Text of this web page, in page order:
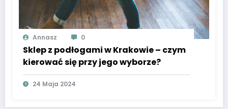
Annasz 0
Sklep z podłogami w Krakowie – czym
kierować się przy jego wyborze?
24 Maja 2024